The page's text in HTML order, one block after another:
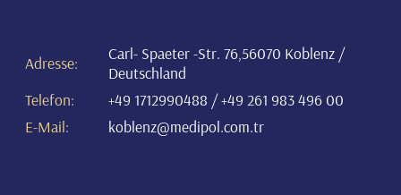
Adresse:
Carl- Spaeter -Str. 76,56070 Koblenz /
Deutschland
Telefon:
+49 1712990488 / +49 261 983 496 00
E-Mail: koblenz@medipol.com.tr